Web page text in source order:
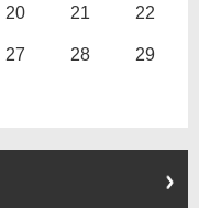
20 21 22
27 28 29